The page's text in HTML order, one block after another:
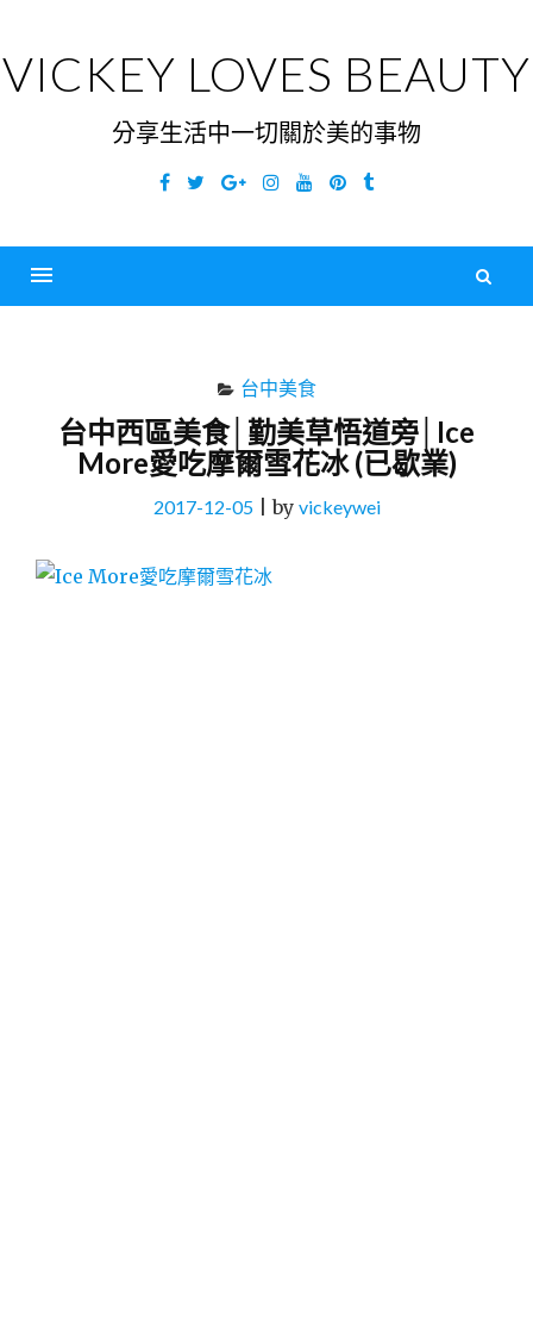
content
VICKEY LOVES BEAUTY
分享生活中一切關於美的事物
Facebook
TwitterGoogleInstagramYouTubePinterest
Tumblr
台中美食
台中西區美食│勤美草悟道旁│Ice
More愛吃摩爾雪花冰 (已歇業)
2017-12-05|by vickeywei